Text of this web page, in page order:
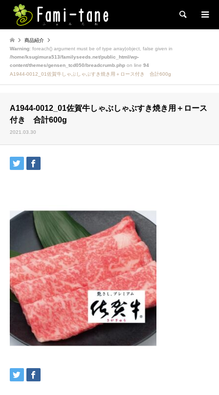
検索
商品紹介
Warning: foreach() argument must be of type array|object, false given in
/home/ksugimura513/familyseeds.net/public_html/wp-
content/themes/gensen_tcd050/breadcrumb.php on line 94
A1944-0012_01佐賀牛しゃぶしゃぶすき焼き用＋ロース付き 合計600g
A1944-0012_01佐賀牛しゃぶしゃぶすき焼き用＋ロース
付き 合計600g
2021.03.30